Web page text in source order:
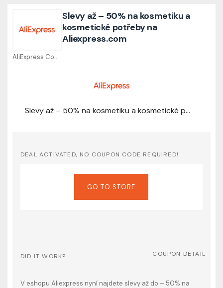
AliExpress Coupons
Slevy až – 50% na kosmetiku a
kosmetické potřeby na
Aliexpress.com
Slevy až – 50% na kosmetiku a kosmetické potřeby na Aliexpress.com
DEAL ACTIVATED, NO COUPON CODE REQUIRED!
GO TO STORE
DID IT WORK? COUPON DETAIL
V eshopu Aliexpress nyní najdete slevy až do – 50% na